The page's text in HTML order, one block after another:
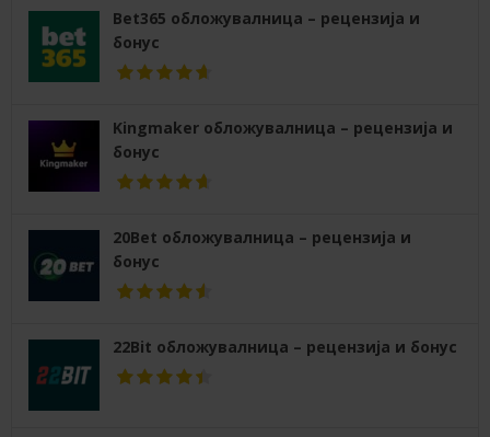
Bet365 обложувалница – рецензија и
бонус
Kingmaker обложувалница – рецензија и
бонус
20Bet обложувалница – рецензија и
бонус
22Bit обложувалница – рецензија и бонус